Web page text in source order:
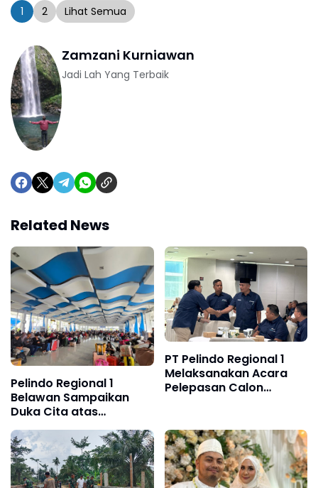
1 2 Lihat Semua
Zamzani Kurniawan
Jadi Lah Yang Terbaik
Related News
Pelindo Regional 1
Belawan Sampaikan
Duka Cita atas
Meninggalnya Calon
Penumpang KM Kelud
PT Pelindo Regional 1
Melaksanakan Acara
Pelepasan Calon